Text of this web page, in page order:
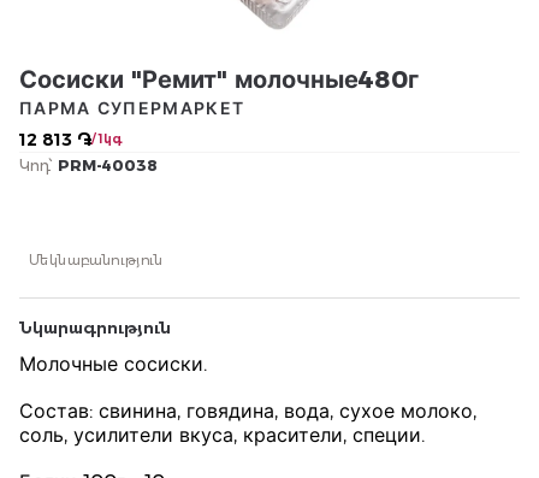
Сосиски "Ремит" молочные480г
12 813 ֏/ 1կգ
ПАРМА СУПЕРМАРКЕТ
Կոդ՝ PRM-40038
Մեկնաբանություն
Նկարագրություն
Молочные сосиски.
Состав: свинина, говядина, вода, сухое молоко,
соль, усилители вкуса, красители, специи.